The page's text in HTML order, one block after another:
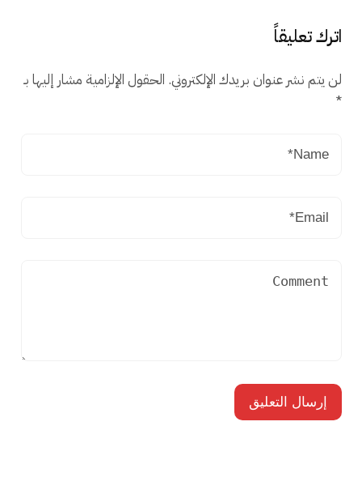
اترك تعليقاً
لن يتم نشر عنوان بريدك الإلكتروني. الحقول الإلزامية مشار إليها بـ
*